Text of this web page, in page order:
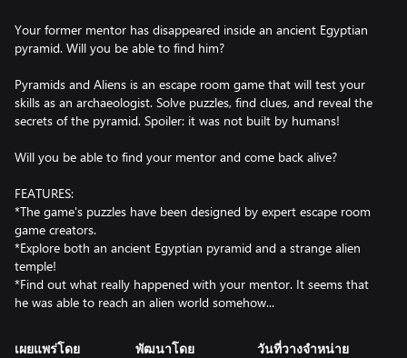
Your former mentor has disappeared inside an ancient Egyptian
pyramid. Will you be able to find him?
Pyramids and Aliens is an escape room game that will test your
skills as an archaeologist. Solve puzzles, find clues, and reveal the
secrets of the pyramid. Spoiler: it was not built by humans!
Will you be able to find your mentor and come back alive?
FEATURES:
*The game's puzzles have been designed by expert escape room
game creators.
*Explore both an ancient Egyptian pyramid and a strange alien
temple!
*Find out what really happened with your mentor. It seems that
he was able to reach an alien world somehow...
เผยแพร่โดย พัฒนาโดย วันที่วางจำหน่าย